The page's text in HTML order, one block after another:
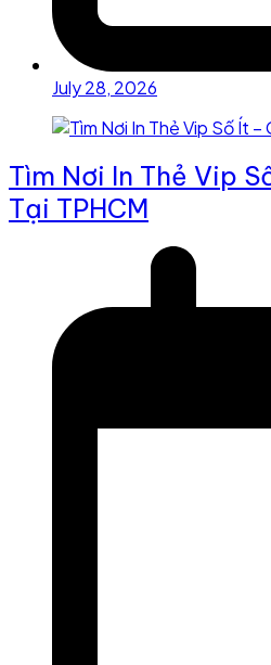
July 28, 2026
Tìm Nơi In Thẻ Vip
Tại TPHCM